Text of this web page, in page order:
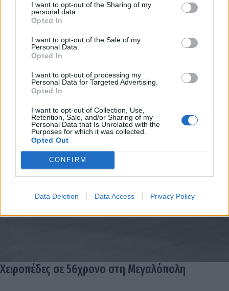
I want to opt-out of the Sharing of my
personal data.
Opted In
I want to opt-out of the Sale of my
Personal Data.
Opted In
I want to opt-out of processing my
Personal Data for Targeted Advertising.
Opted In
I want to opt-out of Collection, Use,
Retention, Sale, and/or Sharing of my
Personal Data that Is Unrelated with the
Purposes for which it was collected.
Opted Out
CONFIRM
Data Deletion Data Access Privacy Policy
Χειροπέδες σε 56χρονο στη Μεγαλόπολη